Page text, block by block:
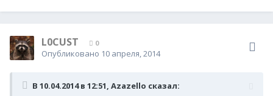
L0CUST 0
Опубликовано 10 апреля, 2014
В 10.04.2014 в 12:51, Azazello сказал: